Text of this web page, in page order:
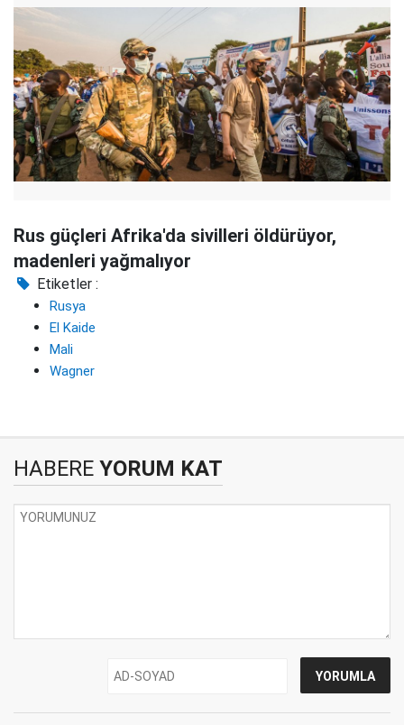
Rus güçleri Afrika'da sivilleri öldürüyor,
madenleri yağmalıyor
Etiketler :
Rusya
El Kaide
Mali
Wagner
HABERE YORUM KAT